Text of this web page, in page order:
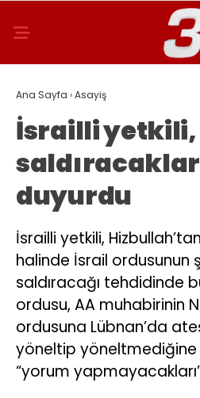
Ana Sayfa ›Asayiş
İsrailli
duyurdu
İsrailli yetkili,
halinde İsrail ordusunun
saldıracağı tehdidinde
ordusu, AA muhabirinin
ordusuna Lübnan’da
yöneltip yöneltmediğine
“yorum yapmayacakları”